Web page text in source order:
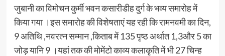
जुबानी का विमोचन कुर्मी भवन कसारीडीह दुर्ग के भव्य समारोह में
किया गया ।इस समारोह की विशेषताएं यह रही कि रामनवमी का दिन,
9 अतिथि ,नवरत्न सम्मान ,किताब में 135 पृष्ठ अर्थात 1,3और 5 का
जोड़ यानि 9 ।यहां तक की मोमेंटो काव्य कलाकृति में भी 27 चिन्ह